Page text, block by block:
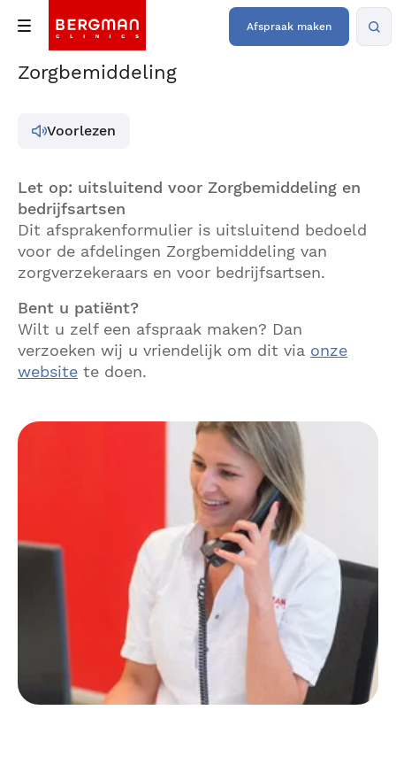
Afspraak maken
Zorgbemiddeling
Voorlezen
Let op: uitsluitend voor Zorgbemiddeling en
bedrijfsartsen
Dit afsprakenformulier is uitsluitend bedoeld
voor de afdelingen Zorgbemiddeling van
zorgverzekeraars en voor bedrijfsartsen.
Bent u patiënt?
Wilt u zelf een afspraak maken? Dan
verzoeken wij u vriendelijk om dit via onze
website te doen.